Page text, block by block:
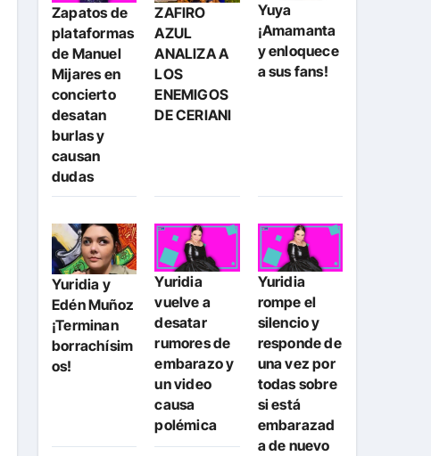
Zapatos de
plataformas
de Manuel
Mijares en
concierto
desatan
burlas y
causan
dudas
ZAFIRO
AZUL
ANALIZA A
LOS
ENEMIGOS
DE CERIANI
Yuya
¡Amamanta
y enloquece
a sus fans!
Yuridia y
Edén Muñoz
¡Terminan
borrachísim
os!
Yuridia
vuelve a
desatar
rumores de
embarazo y
un video
causa
polémica
Yuridia
rompe el
silencio y
responde de
una vez por
todas sobre
si está
embarazad
a de nuevo